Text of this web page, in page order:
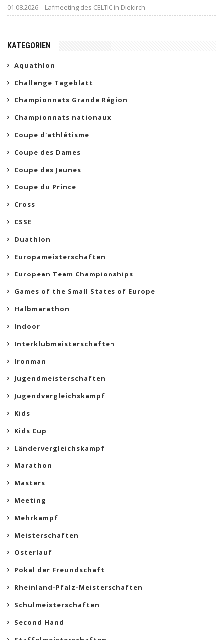
01.08.2026 – Lafmeeting des CELTIC in Diekirch
KATEGORIEN
Aquathlon
Challenge Tageblatt
Championnats Grande Région
Championnats nationaux
Coupe d'athlétisme
Coupe des Dames
Coupe des Jeunes
Coupe du Prince
Cross
CSSE
Duathlon
Europameisterschaften
European Team Championships
Games of the Small States of Europe
Halbmarathon
Indoor
Interklubmeisterschaften
Ironman
Jugendmeisterschaften
Jugendvergleichskampf
Kids
Kids Cup
Ländervergleichskampf
Marathon
Masters
Meeting
Mehrkampf
Meisterschaften
Osterlauf
Pokal der Freundschaft
Rheinland-Pfalz-Meisterschaften
Schulmeisterschaften
Second Hand